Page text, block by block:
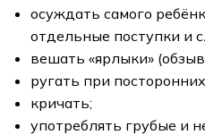
осуждать самого
отдельные поступки и
вешать «ярлыки»
ругать при
кричать;
употреблять грубые и